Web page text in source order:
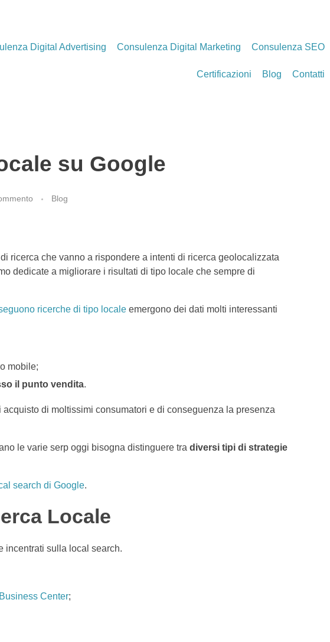
Digital Advertising Consulenza Digital Marketing Consulenza SEO
Certificazioni Blog Contatti
su Google
Blog
ricerca che vanno a rispondere a intenti di ricerca geolocalizzata
dedicate a migliorare i risultati di tipo locale che sempre di
ricerche di tipo locale emergono dei dati molti interessanti
mobile;
il punto vendita.
di moltissimi consumatori e di conseguenza la presenza
le varie serp oggi bisogna distinguere tra diversi tipi di strategie
search di Google.
Locale
incentrati sulla local search.
Center;